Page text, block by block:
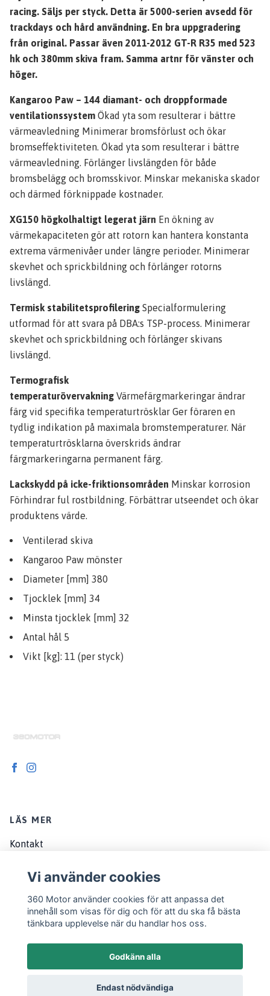
racing. Säljs per styck. Detta är 5000-serien avsedd för
trackdays och hård användning. En bra uppgradering
från original. Passar även 2011-2012 GT-R R35 med 523
hk och 380mm skiva fram. Samma artnr för vänster och
höger.
Kangaroo Paw – 144 diamant- och droppformade
ventilationssystem Ökad yta som resulterar i bättre
värmeavledning Minimerar bromsförlust och ökar
bromseffektiviteten. Ökad yta som resulterar i bättre
värmeavledning. Förlänger livslängden för både
bromsbelägg och bromsskivor. Minskar mekaniska skador
och därmed förknippade kostnader.
XG150 högkolhaltigt legerat järn En ökning av
värmekapaciteten gör att rotorn kan hantera konstanta
extrema värmenivåer under längre perioder. Minimerar
skevhet och sprickbildning och förlänger rotorns
livslängd.
Termisk stabilitetsprofilering Specialformulering
utformad för att svara på DBA:s TSP-process. Minimerar
skevhet och sprickbildning och förlänger skivans
livslängd.
Termografisk
temperaturövervakning Värmefärgmarkeringar ändrar
färg vid specifika temperaturtrösklar Ger föraren en
tydlig indikation på maximala bromstemperaturer. När
temperaturtrösklarna överskrids ändrar
färgmarkeringarna permanent färg.
Lackskydd på icke-friktionsområden Minskar korrosion
Förhindrar ful rostbildning. Förbättrar utseendet och ökar
produktens värde.
Ventilerad skiva
Kangaroo Paw mönster
Diameter [mm] 380
Tjocklek [mm] 34
Minsta tjocklek [mm] 32
Antal hål 5
Vikt [kg]: 11 (per styck)
LÄS MER
Kontakt
Köpvillkor
EU customers
© 2026 360 Motor Powered by Quickbutik
Vi använder cookies
360 Motor använder cookies för att anpassa det
innehåll som visas för dig och för att du ska få bästa
tänkbara upplevelse när du handlar hos oss.
Godkänn alla
Endast nödvändiga